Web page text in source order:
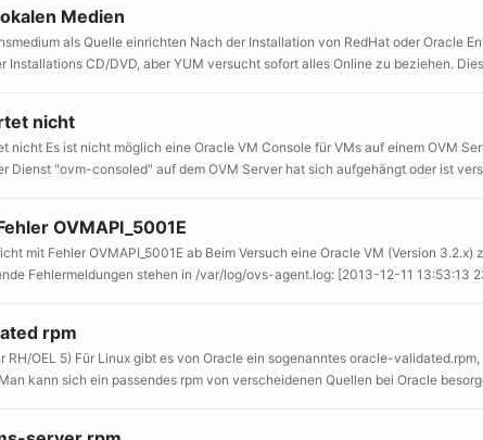
Medien
als Quelle einrichten Nach der Installation von RedHat oder Oracle
Installations CD/DVD, aber YUM versucht sofort alles Online zu beziehen.
nicht
nicht Es ist nicht möglich eine Oracle VM Console für VMs auf einem OVM
Dienst "ovm-consoled" auf dem OVM Server hat sich aufgehängt oder ist
OVMAPI_5001E
mit Fehler OVMAPI_5001E ab Beim Versuch eine Oracle VM (Version
Fehlermeldungen stehen in /var/log/ovs-agent.log: [2013-12-11 13:53:13
rpm
RH/OEL 5) Für Linux gibt es von Oracle ein sogenanntes oracle-
kann sich ein passendes rpm von verscheidenen Quellen bei Oracle